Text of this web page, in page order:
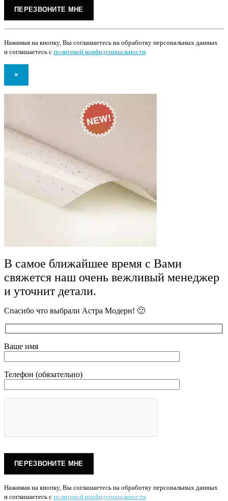
Нажимая на кнопку, Вы соглашаетесь на обработку персональных данных
и соглашаетесь с политикой конфиденциальности
×
В самое ближайшее время с Вами
свяжется наш очень вежливый менеджер
и уточнит детали.
Спасибо что выбрали Астра Модерн! 🙂
Ваше имя
Телефон (обязательно)
Нажимая на кнопку, Вы соглашаетесь на обработку персональных данных
и соглашаетесь с политикой конфиденциальности